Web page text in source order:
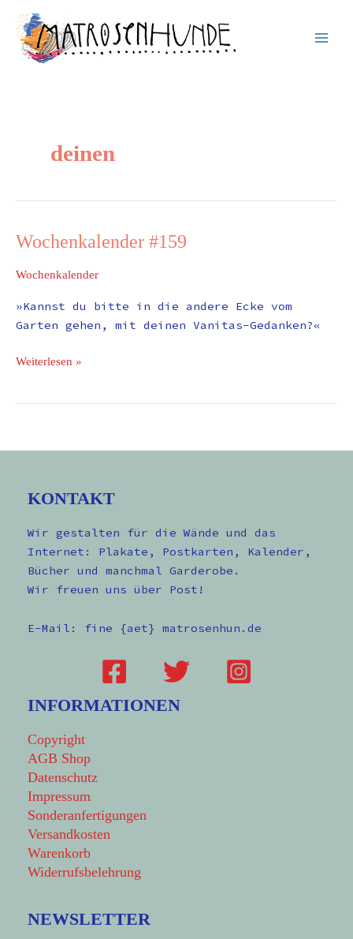
springen
Inhalt
springen
deinen
Wochenkalender #159
Wochenkalender
»Kannst du bitte in die andere Ecke vom
Garten gehen, mit deinen Vanitas-Gedanken?«
Wochenkalender
Weiterlesen »
KONTAKT
Wir gestalten für die Wände und das
Internet: Plakate, Postkarten, Kalender,
Bücher und manchmal Garderobe.
Wir freuen uns über Post!
E-Mail: fine {aet} matrosenhun.de
INFORMATIONEN
Copyright
AGB Shop
Datenschutz
Impressum
Sonderanfertigungen
Versandkosten
Warenkorb
Widerrufsbelehrung
NEWSLETTER